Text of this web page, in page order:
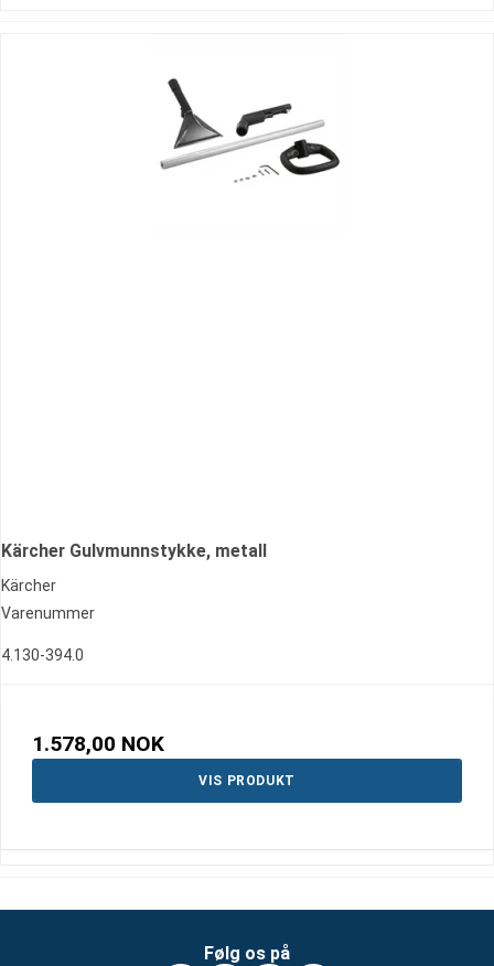
Kärcher Gulvmunnstykke, metall
Kärcher
Varenummer
4.130-394.0
1.578,00 NOK
VIS PRODUKT
Følg os på